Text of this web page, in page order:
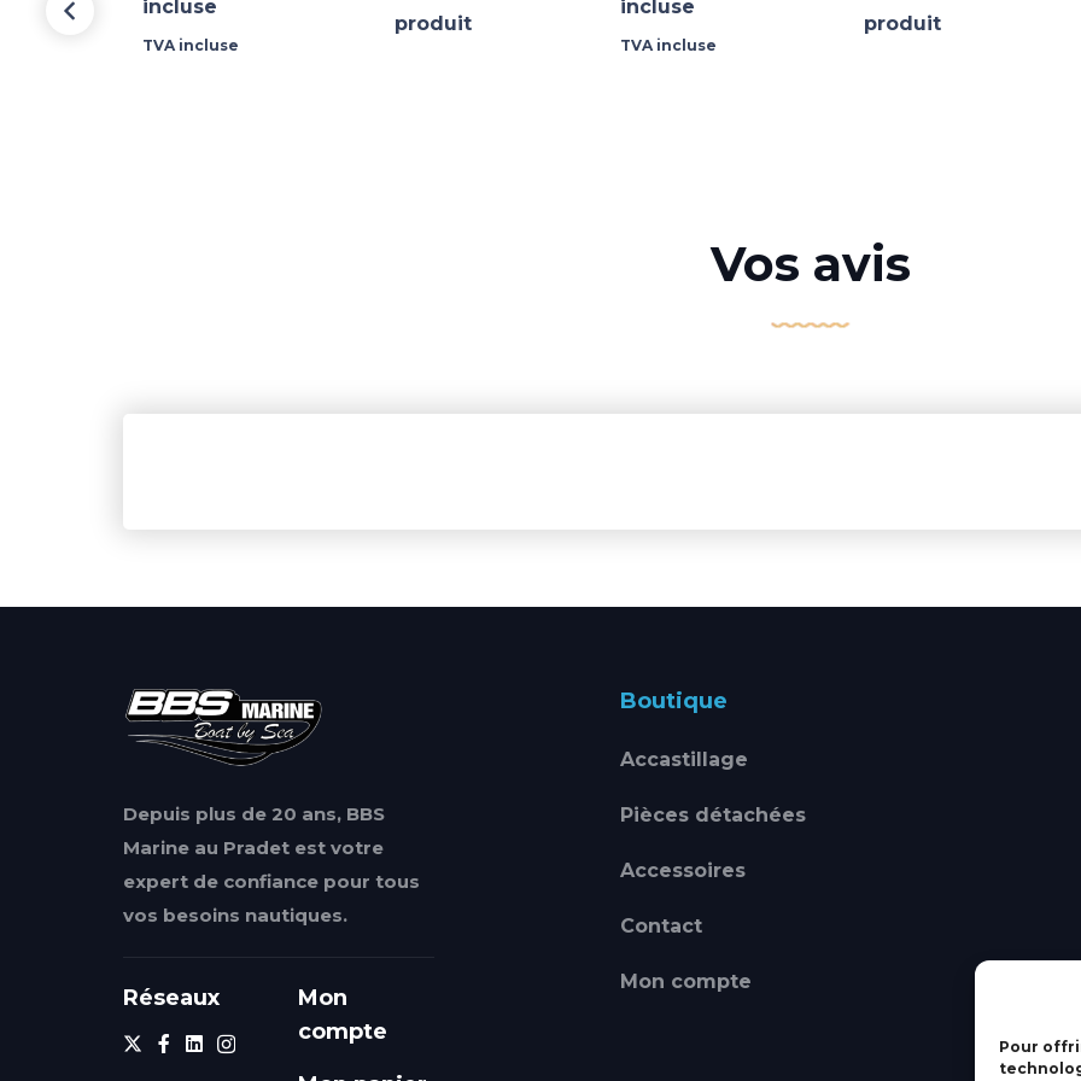
Pour
incluse
TVA incluse
produit
incluse
TVA incluse
produit
Vos avis
Depuis plus de 20 ans, BBS
Marine au Pradet est votre
expert de confiance pour tous
vos besoins nautiques.
Réseaux
Mon
compte
Boutique
Accastillage
Pièces détachées
Accessoires
Contact
Mon compte